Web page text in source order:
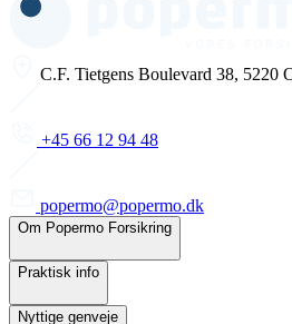
C.F. Tietgens Boulevard 38, 5220
+45 66 12 94 48
popermo@popermo.dk
Om Popermo Forsikring
Praktisk info
Nyttige genveje